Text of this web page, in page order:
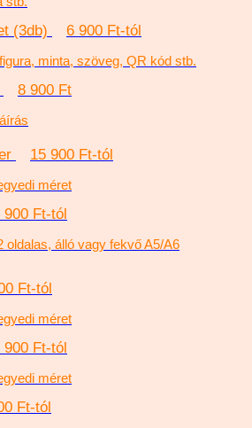
(3db) 6 900 Ft-tól
minta, szöveg, QR kód stb.
8 900 Ft
15 900 Ft-tól
méret
900 Ft-tól
oldalas, álló vagy fekvő A5/A6
Ft-tól
méret
900 Ft-tól
méret
Ft-tól